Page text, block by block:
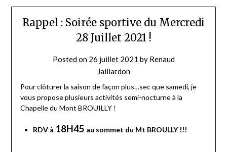
Rappel : Soirée sportive du Mercredi
28 Juillet 2021 !
Posted on 26 juillet 2021 by Renaud
Jaillardon
Pour clôturer la saison de façon plus…sec que samedi, je
vous propose plusieurs activités semi-nocturne à la
Chapelle du Mont BROUILLY !
RDV à 18H45 au sommet du Mt BROULLY !!!